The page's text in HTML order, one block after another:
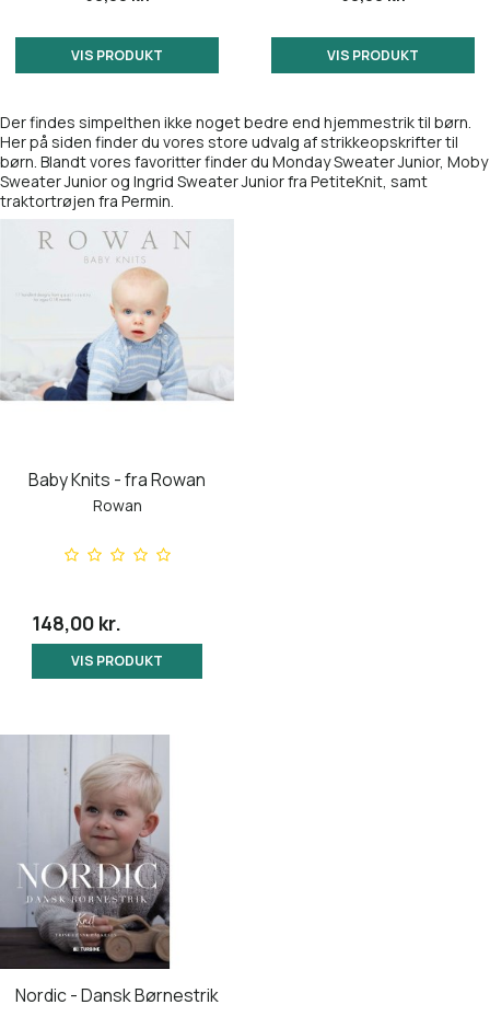
VIS PRODUKT VIS PRODUKT
Der findes simpelthen ikke noget bedre end hjemmestrik til børn.
Her på siden finder du vores store udvalg af strikkeopskrifter til
børn. Blandt vores favoritter finder du Monday Sweater Junior, Moby
Sweater Junior og Ingrid Sweater Junior fra PetiteKnit, samt
traktortrøjen fra Permin.
Baby Knits - fra Rowan
Rowan
148,00 kr.
VIS PRODUKT
Nordic - Dansk Børnestrik